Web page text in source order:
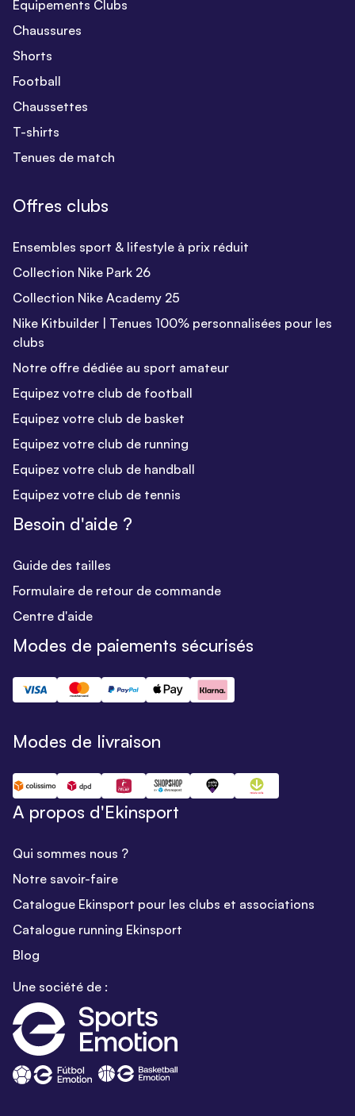
Equipements Clubs
Chaussures
Shorts
Football
Chaussettes
T-shirts
Tenues de match
Offres clubs
Ensembles sport & lifestyle à prix réduit
Collection Nike Park 26
Collection Nike Academy 25
Nike Kitbuilder | Tenues 100% personnalisées pour les
clubs
Notre offre dédiée au sport amateur
Equipez votre club de football
Equipez votre club de basket
Equipez votre club de running
Equipez votre club de handball
Equipez votre club de tennis
Besoin d'aide ?
Guide des tailles
Formulaire de retour de commande
Centre d'aide
Modes de paiements sécurisés
Modes de livraison
A propos d'Ekinsport
Qui sommes nous ?
Notre savoir-faire
Catalogue Ekinsport pour les clubs et associations
Catalogue running Ekinsport
Blog
Une société de :